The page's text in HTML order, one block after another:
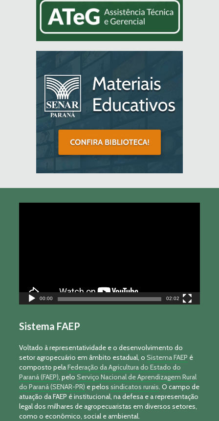
00:00 02:02
Sistema FAEP
Voltado à representatividade e o desenvolvimento do
setor agropecuário em âmbito estadual, o Sistema FAEP é
composto pelaFederação da Agricultura do Estado do
Paraná (FAEP), pelo Serviço Nacional de Aprendizagem Rural
do Paraná (SENAR-PR) e pelos sindicatos rurais. O campo de
atuação da FAEP é institucional, na defesa e a representação
legal dos milhares de agropecuaristas em diversos setores,
como o econômico, social e ambiental.